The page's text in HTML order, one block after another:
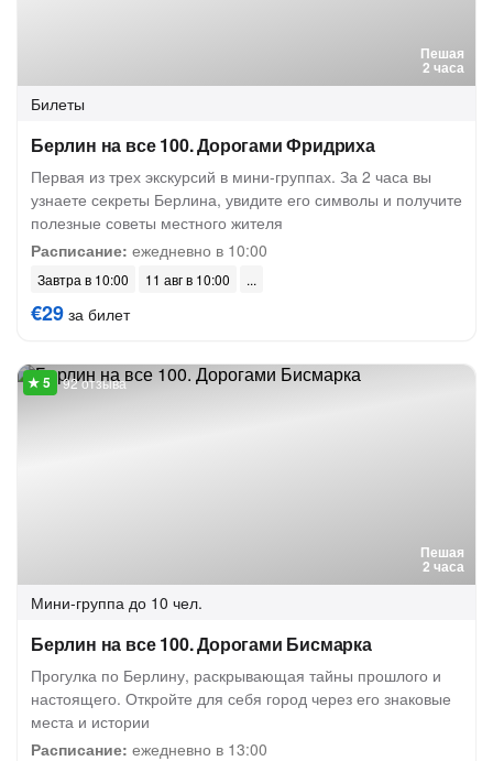
Пешая
2 часа
Билеты
Берлин на все 100. Дорогами Фридриха
Первая из трех экскурсий в мини-группах. За 2 часа вы
узнаете секреты Берлина, увидите его символы и получите
полезные советы местного жителя
Расписание: ежедневно в 10:00
Завтра в 10:00 11 авг в 10:00
€29 за билет
Пешая
2 часа
92 отзыва
Мини-группа до 10 чел.
Берлин на все 100. Дорогами Бисмарка
Прогулка по Берлину, раскрывающая тайны прошлого и
настоящего. Откройте для себя город через его знаковые
места и истории
Расписание: ежедневно в 13:00